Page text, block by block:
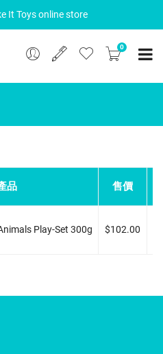
It Toys online store
0
品 售價
Play-Set 300g $102.00